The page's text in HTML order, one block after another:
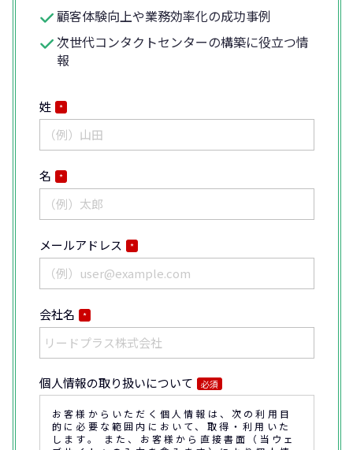
顧客体験向上や業務効率化の成功事例
次世代コンタクトセンターの構築に役立つ情
報
姓 *
名 *
メールアドレス *
会社名 *
個人情報の取り扱いについて 必須
お客様からいただく個人情報は、次の利用目
的に必要な範囲内において、取得・利用いた
します。 また、お客様から直接書面（当ウェ